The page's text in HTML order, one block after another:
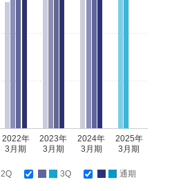
2022年
3月期
2023年
3月期
2024年
3月期
2025年
3月期
2Q 3Q 通期